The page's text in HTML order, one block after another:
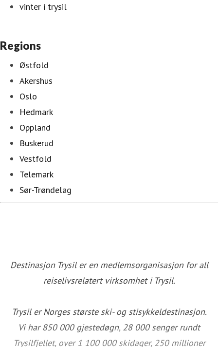
vinter i trysil
Regions
Østfold
Akershus
Oslo
Hedmark
Oppland
Buskerud
Vestfold
Telemark
Sør-Trøndelag
Destinasjon Trysil er en medlemsorganisasjon for all
reiselivsrelatert virksomhet i Trysil.
Trysil er Norges største ski- og stisykkeldestinasjon.
Vi har 850 000 gjestedøgn, 28 000 senger rundt
Trysilfjellet, over 1 100 000 skidager, 250 millioner